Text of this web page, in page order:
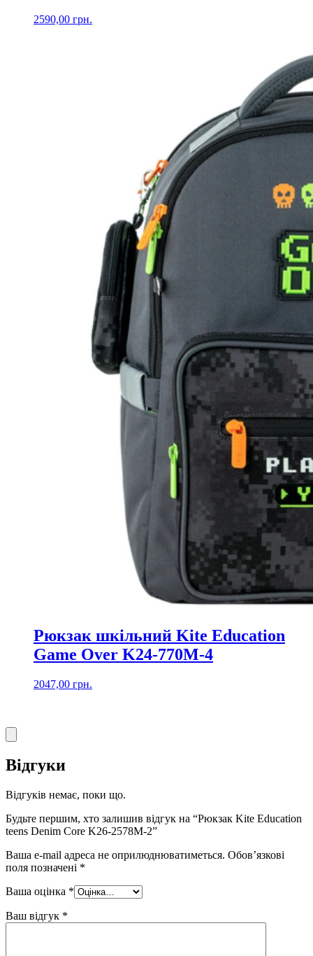
2590,00 грн.
Рюкзак шкільний Kite Education
Game Over K24-770M-4
2047,00 грн.
Відгуки
Відгуків немає, поки що.
Будьте першим, хто залишив відгук на “Рюкзак Kite Education
teens Denim Core K26-2578M-2”
Ваша e-mail адреса не оприлюднюватиметься. Обов’язкові
поля позначені *
Ваша оцінка *
Ваш відгук *